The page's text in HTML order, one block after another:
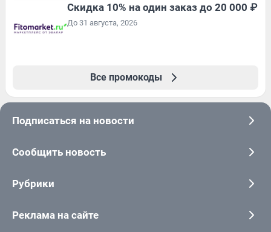
Скидка 10% на один заказ до 20 000 ₽
До 31 августа, 2026
Все промокоды
Подписаться на новости
Сообщить новость
Рубрики
Реклама на сайте